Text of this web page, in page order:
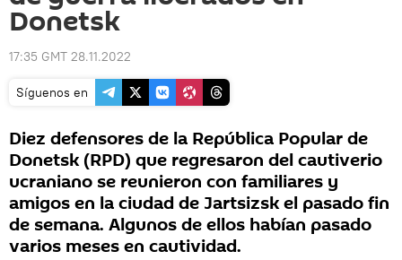
Donetsk
17:35 GMT 28.11.2022
Síguenos en
Diez defensores de la República Popular de
Donetsk (RPD) que regresaron del cautiverio
ucraniano se reunieron con familiares y
amigos en la ciudad de Jartsizsk el pasado fin
de semana. Algunos de ellos habían pasado
varios meses en cautividad.